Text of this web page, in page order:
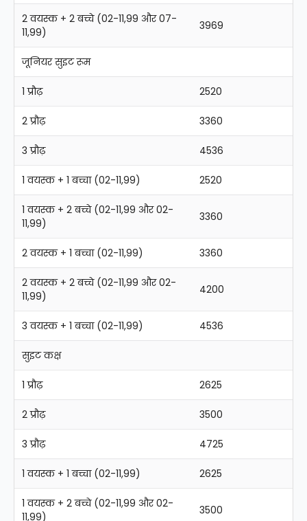
2 वयस्क + 2 बच्चे (02-11,99 और 07-
11,99)
3969
जूनियर सुइट रूम
1 प्रौढ़ 2520
2 प्रौढ़ 3360
3 प्रौढ़ 4536
1 वयस्क + 1 बच्चा (02-11,99) 2520
1 वयस्क + 2 बच्चे (02-11,99 और 02-
11,99)
3360
2 वयस्क + 1 बच्चा (02-11,99) 3360
2 वयस्क + 2 बच्चे (02-11,99 और 02-
11,99)
4200
3 वयस्क + 1 बच्चा (02-11,99) 4536
सुइट कक्ष
1 प्रौढ़ 2625
2 प्रौढ़ 3500
3 प्रौढ़ 4725
1 वयस्क + 1 बच्चा (02-11,99) 2625
1 वयस्क + 2 बच्चे (02-11,99 और 02-
11,99)
3500